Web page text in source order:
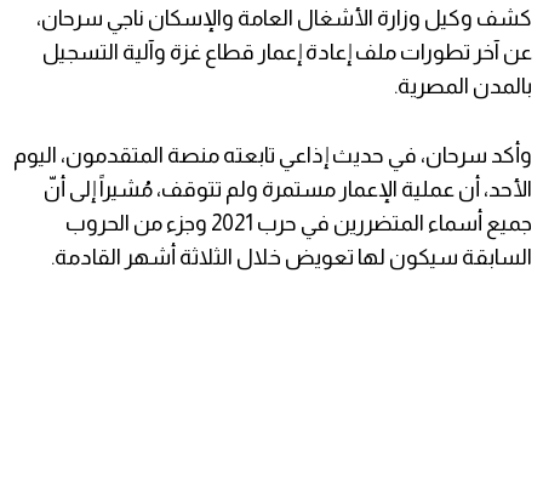
كشف وكيل وزارة الأشغال العامة والإسكان ناجي سرحان،
عن آخر تطورات ملف إعادة إعمار قطاع غزة وآلية التسجيل
بالمدن المصرية.
وأكد سرحان، في حديث إذاعي تابعته منصة المتقدمون، اليوم
الأحد، أن عملية الإعمار مستمرة ولم تتوقف، مُشيراً إلى أنّ
جميع أسماء المتضررين في حرب 2021 وجزء من الحروب
السابقة سيكون لها تعويض خلال الثلاثة أشهر القادمة.